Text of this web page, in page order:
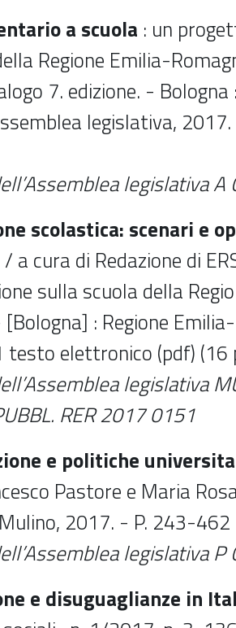
a scuola : un
Regione Emilia-
7. edizione. -
legislativa,
legislativaA
scolastica: scenari e
a cura di Redazione di
sulla scuola della
: Regione
elettronico (pdf) (16
legislativa
RER 2017 0151
e politiche
Pastore e Maria
2017. - P. 243-
legislativaP
e disuguaglianze in